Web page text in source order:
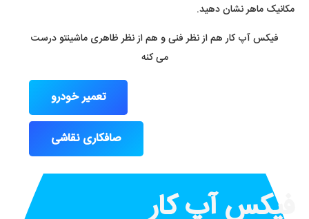
مکانیک ماهر نشان دهید.
فیکس آپ کار هم از نظر فنی و هم از نظر ظاهری ماشینتو درست
می کنه
تعمیر خودرو
صافکاری نقاشی
فیکس آپ کار